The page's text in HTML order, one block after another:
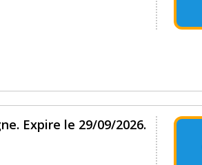
Expire le 29/09/2026.